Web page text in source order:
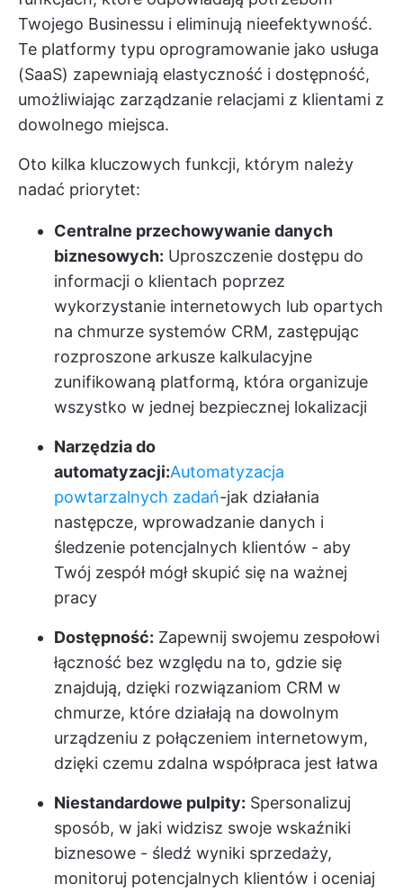
Twojego Businessu i eliminują nieefektywność.
Te platformy typu oprogramowanie jako usługa
(SaaS) zapewniają elastyczność i dostępność,
umożliwiając zarządzanie relacjami z klientami z
dowolnego miejsca.
Oto kilka kluczowych funkcji, którym należy
nadać priorytet:
Centralne przechowywanie danych
biznesowych: Uproszczenie dostępu do
informacji o klientach poprzez
wykorzystanie internetowych lub opartych
na chmurze systemów CRM, zastępując
rozproszone arkusze kalkulacyjne
zunifikowaną platformą, która organizuje
wszystko w jednej bezpiecznej lokalizacji
Narzędzia do
automatyzacji:Automatyzacja
powtarzalnych zadań-jak działania
następcze, wprowadzanie danych i
śledzenie potencjalnych klientów - aby
Twój zespół mógł skupić się na ważnej
pracy
Dostępność: Zapewnij swojemu zespołowi
łączność bez względu na to, gdzie się
znajdują, dzięki rozwiązaniom CRM w
chmurze, które działają na dowolnym
urządzeniu z połączeniem internetowym,
dzięki czemu zdalna współpraca jest łatwa
Niestandardowe pulpity: Spersonalizuj
sposób, w jaki widzisz swoje wskaźniki
biznesowe - śledź wyniki sprzedaży,
monitoruj potencjalnych klientów i oceniaj